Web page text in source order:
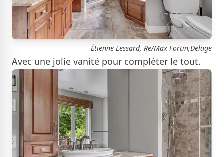
Étienne Lessard, Re/Max Fortin,Delage
Avec une jolie vanité pour compléter le tout.